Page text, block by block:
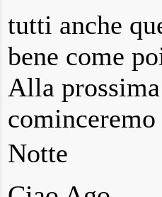
tutti anche
bene come
Alla
Notte